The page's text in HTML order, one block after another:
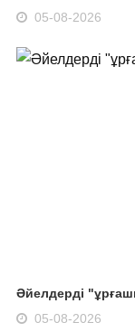
05-08-2026
Әйелдерді
05-08-2026